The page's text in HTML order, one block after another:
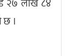
२७ लाख ८४
छ ।